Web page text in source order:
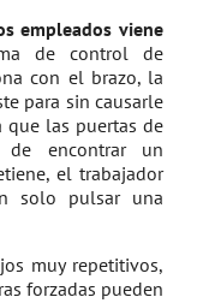
empleados viene
de control de
con el brazo, la
para sin causarle
que las puertas de
de encontrar un
el trabajador
solo pulsar una
muy repetitivos,
forzadas pueden